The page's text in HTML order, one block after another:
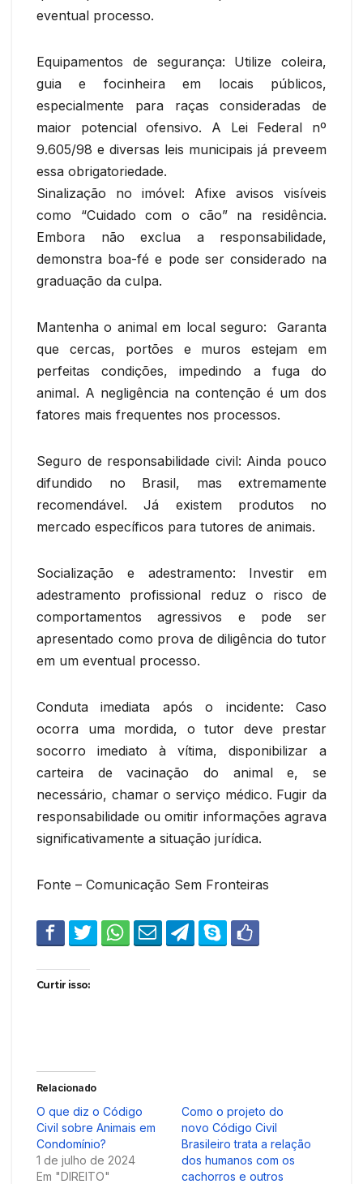
eventual processo.
Equipamentos de segurança: Utilize coleira,
guia e focinheira em locais públicos,
especialmente para raças consideradas de
maior potencial ofensivo. A Lei Federal nº
9.605/98 e diversas leis municipais já preveem
essa obrigatoriedade.
Sinalização no imóvel: Afixe avisos visíveis
como “Cuidado com o cão” na residência.
Embora não exclua a responsabilidade,
demonstra boa-fé e pode ser considerado na
graduação da culpa.
Mantenha o animal em local seguro: Garanta
que cercas, portões e muros estejam em
perfeitas condições, impedindo a fuga do
animal. A negligência na contenção é um dos
fatores mais frequentes nos processos.
Seguro de responsabilidade civil: Ainda pouco
difundido no Brasil, mas extremamente
recomendável. Já existem produtos no
mercado específicos para tutores de animais.
Socialização e adestramento: Investir em
adestramento profissional reduz o risco de
comportamentos agressivos e pode ser
apresentado como prova de diligência do tutor
em um eventual processo.
Conduta imediata após o incidente: Caso
ocorra uma mordida, o tutor deve prestar
socorro imediato à vítima, disponibilizar a
carteira de vacinação do animal e, se
necessário, chamar o serviço médico. Fugir da
responsabilidade ou omitir informações agrava
significativamente a situação jurídica.
Fonte – Comunicação Sem Fronteiras
Curtir isso:
Relacionado
O que diz o Código
Civil sobre Animais em
Condomínio?
1 de julho de 2024
Em "DIREITO"
Como o projeto do
novo Código Civil
Brasileiro trata a relação
dos humanos com os
cachorros e outros